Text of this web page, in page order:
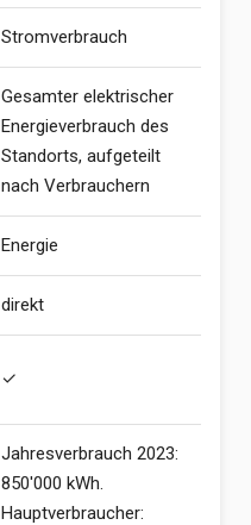
Stromverbrauch
Gesamter elektrischer
Energieverbrauch des
Standorts, aufgeteilt
nach Verbrauchern
Energie
direkt
✓
Jahresverbrauch 2023:
850'000 kWh.
Hauptverbraucher: